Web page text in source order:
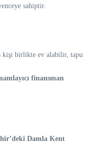
sahiptir.
kişi birlikte ev alabilir, tapu
finansman
Damla Kent